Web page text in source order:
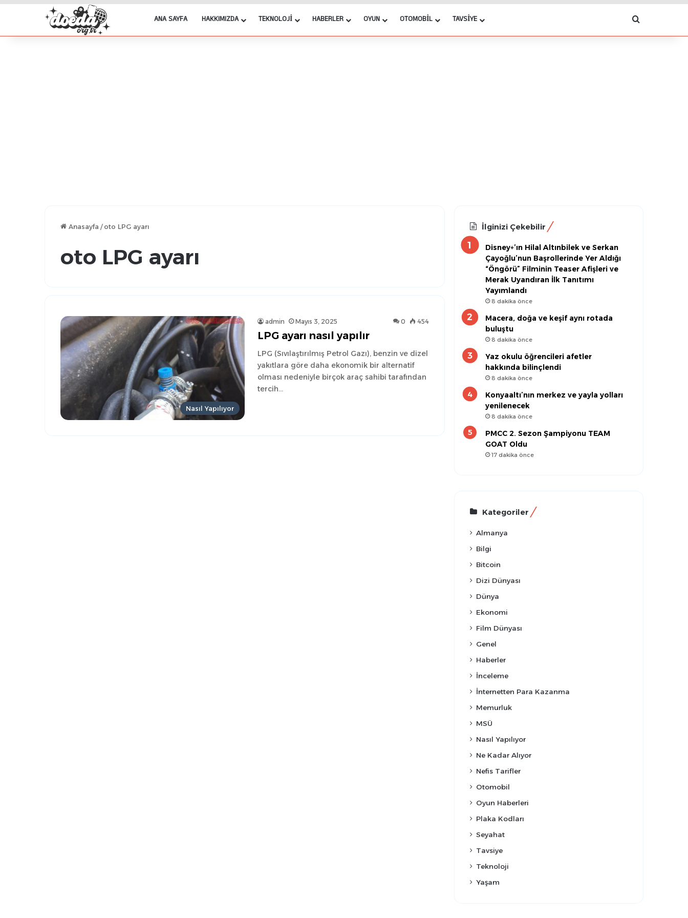
ANA SAYFA HAKKIMIZDA TEKNOLOJI HABERLER OYUN OTOMOBIL TAVSIYE Arama yap
Anasayfa / oto LPG ayarı
oto LPG ayarı
Nasıl Yapılıyor
admin Mayıs 3, 2025 0 454
LPG ayarı nasıl yapılır
LPG (Sıvılaştırılmış Petrol Gazı), benzin ve dizel
yakıtlara göre daha ekonomik bir alternatif
olması nedeniyle birçok araç sahibi tarafından
tercih…
İlginizi Çekebilir
Disney+’ın Hilal Altınbilek ve Serkan
Çayoğlu’nun Başrollerinde Yer Aldığı
“Öngörü” Filminin Teaser Afişleri ve
Merak Uyandıran İlk Tanıtımı
Yayımlandı
8 dakika önce
Macera, doğa ve keşif aynı rotada
buluştu
8 dakika önce
Yaz okulu öğrencileri afetler
hakkında bilinçlendi
8 dakika önce
Konyaaltı’nın merkez ve yayla yolları
yenilenecek
8 dakika önce
PMCC 2. Sezon Şampiyonu TEAM
GOAT Oldu
17 dakika önce
Kategoriler
Almanya
Bilgi
Bitcoin
Dizi Dünyası
Dünya
Ekonomi
Film Dünyası
Genel
Haberler
İnceleme
İnternetten Para Kazanma
Memurluk
MSÜ
Nasıl Yapılıyor
Ne Kadar Alıyor
Nefis Tarifler
Otomobil
Oyun Haberleri
Plaka Kodları
Seyahat
Tavsiye
Teknoloji
Yaşam